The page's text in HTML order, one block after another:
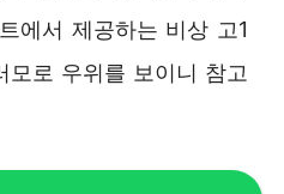
에서 제공하는 비상 고1
로 우위를 보이니 참고